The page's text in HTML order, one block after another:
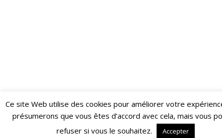
Restez informé·e des dernières actualités du Poing !
ABONNEZ-VOUS À LA NEWSLETTER
Ce site Web utilise des cookies pour améliorer votre
présumerons que vous êtes d’accord avec cela, mais vous
refuser si vous le souhaitez.
Accepter